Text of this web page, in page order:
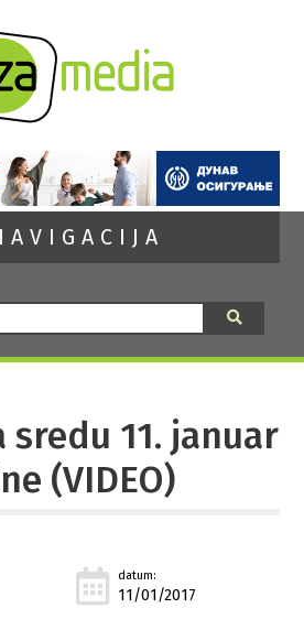
sredu 11. januar
(VIDEO)
datum:
11/01/2017